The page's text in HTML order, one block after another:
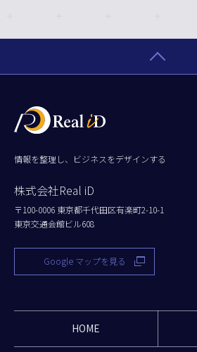
情報を整理し、ビジネスをデザインする
株式会社Real iD
〒100-0006 東京都千代田区有楽町2-10-1
東京交通会館ビル608
Google マップを見る
HOME